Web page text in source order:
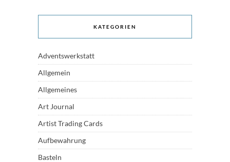
KATEGORIEN
Adventswerkstatt
Allgemein
Allgemeines
Art Journal
Artist Trading Cards
Aufbewahrung
Basteln